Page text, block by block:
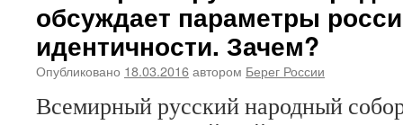
Владивостоке
обсуждает параметры
идентичности. Зачем?
Опубликовано 18.03.2016автором Берег России
Всемирный русский народный